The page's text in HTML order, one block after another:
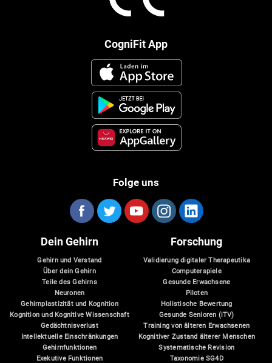
CogniFit App
Folge uns
Dein Gehirn
Gehirn und Verstand
Über dein Gehirn
Teile des Gehirns
Neuronen
Gehirnplastizität und Kognition
Kognition und Kognitive Wissenschaft
Gedächtnisverlust
Intellektuelle Einschränkungen
Gehirnfunktionen
Exekutive Funktionen
Forschung
Validierung digitaler Therapeutika
Computerspiele
Gesunde Erwachsene
Piloten
Holistische Bewertung
Gesunde Senioren (iTV)
Training von älteren Erwachsenen
Kognitiver Zustand älterer Menschen
Systematische Revision
Taxonomie SG4D